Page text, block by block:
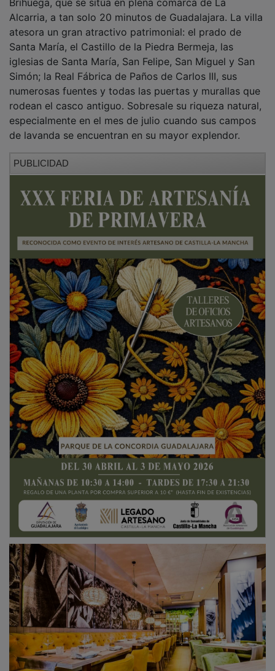
Brihuega, que se sitúa en plena comarca de La
Alcarria, a tan solo 20 minutos de Guadalajara. La villa
atesora un gran atractivo patrimonial: el prado de
Santa María, el Castillo de la Piedra Bermeja, las
iglesias de Santa María, San Felipe, San Miguel y San
Simón; la Real Fábrica de Paños de Carlos III, sus
numerosas fuentes y todas las puertas y murallas que
rodean el casco antiguo. Sobresale su riqueza natural,
especialmente en el mes de julio cuando sus campos
de lavanda se encuentran en su mayor explendor.